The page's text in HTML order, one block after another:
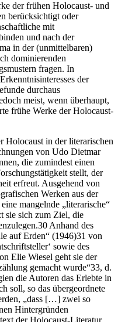
der frühen Holocaust- und
berücksichtigt oder
mit
und nach der
in der (unmittelbaren)
dominierenden
fragen. In
der
durchaus
meist, wenn überhaupt,
frühe Werke der Holocaust-
Holocaust in der literarischen
von Udo Dietmar
die zumindest einen
stellt, der
erfreut. Ausgehend von
Werken aus der
eine mangelnde „literarische“
sie sich zum Ziel, die
30 Anhand des
auf Erden“ (1946)31 von
sowie des
Elie Wiesel geht sie der
gemacht wurde“33, d.
die Autoren das Erlebte in
soll, so das übergeordnete
„dass […] zwei so
Hintergründen